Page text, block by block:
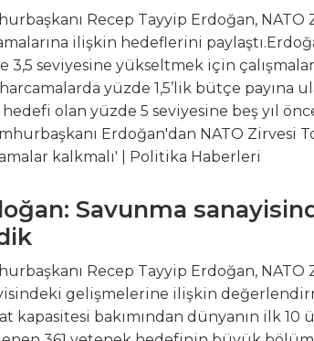
Recep Tayyip Erdoğan, NATO
ilişkin hedeflerini
3,5 seviyesine yükseltmek için
yüzde 1,5’lik bütçe payına
olan yüzde 5 seviyesine beş yıl
Savunma
Recep Tayyip Erdoğan, NATO
gelişmelerine ilişkin
kapasitesi bakımından dünyanın ilk